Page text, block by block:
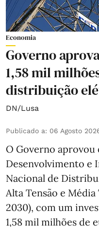
Economia
Governo
1,58 mil
distribuição
DN/Lusa
Publicado a: 06 Agosto
O Governo aprovou
Desenvolvimento e
Nacional de
Alta Tensão e
2030), com um
1,58 mil milhões de